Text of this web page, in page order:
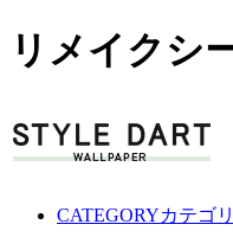
リメイクシ
CATEGORYカテゴ